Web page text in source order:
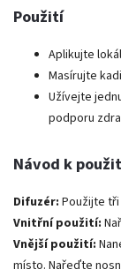
Použití
Aplikujte
Masírujte
Užívejte
podporu
Návod k
Difuzér: Použijte
Vnitřní použití:
Vnější použití:
místo. Nařeďte